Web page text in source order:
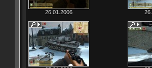
26.01.2006